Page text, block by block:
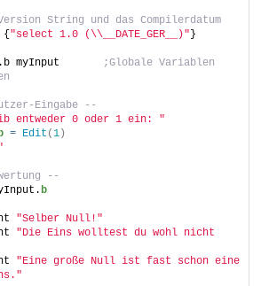
String und das Compilerdatum
{ "select 1.0 (\\__DATE_GER__)" }
.b myInput
;Globale Variablen
Eingabe --
entweder 0 oder 1 ein: "
= Edit (1 )
--
b
"Selber Null!"
"Die Eins wolltest du wohl nicht
"Eine große Null ist fast schon eine